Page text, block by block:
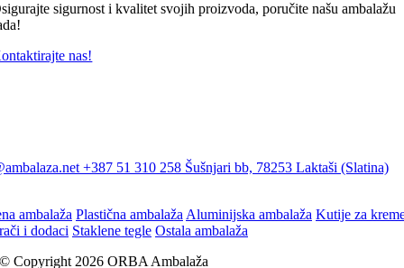
sigurnost i kvalitet svojih proizvoda, poručite našu ambalažu
nas!
+387 51 310 258 Šušnjari bb, 78253 Laktaši (Slatina)
ambalaža Plastična ambalaža Aluminijska ambalaža Kutije za
i dodaci Staklene tegle Ostala ambalaža
© Copyright 2026 ORBA Ambalaža